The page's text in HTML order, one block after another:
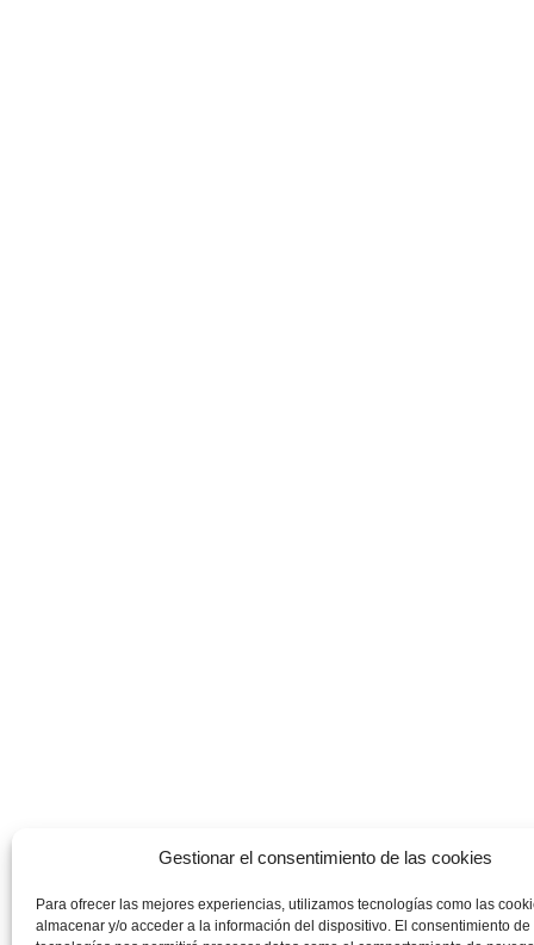
Gestionar el consentimiento de las cookies
Para ofrecer las mejores experiencias, utilizamos tecnologías como las
almacenar y/o acceder a la información del dispositivo. El consentimiento de